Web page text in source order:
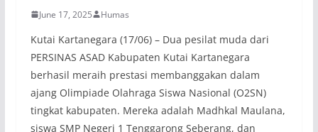
June 17, 2025 Humas
Kutai Kartanegara (17/06) – Dua pesilat muda dari
PERSINAS ASAD Kabupaten Kutai Kartanegara
berhasil meraih prestasi membanggakan dalam
ajang Olimpiade Olahraga Siswa Nasional (O2SN)
tingkat kabupaten. Mereka adalah Madhkal Maulana,
siswa SMP Negeri 1 Tenggarong Seberang, dan